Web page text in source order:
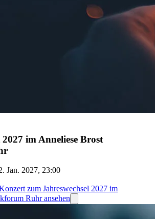
im Anneliese Brost
Jan. 2027, 23:00
zum Jahreswechsel 2027 im
Ruhr ansehen